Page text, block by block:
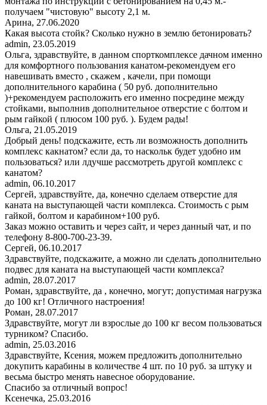
получаем "чистовую" высоту 2,1 м.
Арина, 27.06.2020
Какая высота стойк? Сколько нужно в землю бетонировать?
admin, 23.05.2019
Ольга, здравствуйте, в данном спорткомплексе дачном именно
для комфортного пользования канатом-рекомендуем его
навешивать вместо , скажем , качели, при помощи
дополнительного карабина ( 50 руб. дополнительно
)+рекомендуем расположить его именно посредине между
стойками, выполнив дополнительное отверстие с болтом и
рым гайкой ( плюсом 100 руб. ). Будем рады!
Ольга, 21.05.2019
Добрый день! подскажите, есть ли возможность дополнить
комплекс какнатом? если да, то наскольк будет удобно им
пользоваться? или лдучше рассмотреть другой комплекс с
канатом?
admin, 06.10.2017
Сергей, здравствуйте, да, конечно сделаем отверстие для
каната на выступающей части комплекса. Стоимость с рым
гайкой, болтом и карабином+100 руб.
Заказ можно оставить и через сайт, и через данный чат, и по
телефону 8-800-700-23-39.
Сергей, 06.10.2017
Здравствуйте, подскажите, а можно ли сделать дополнительно
подвес для каната на выступающей части комплекса?
admin, 28.07.2017
Роман, здравствуйте, да , конечно, могут; допустимая нагрузка
до 100 кг! Отличного настроения!
Роман, 28.07.2017
Здравствуйте, могут ли взрослые до 100 кг весом пользоваться
турником? Спасибо.
admin, 25.03.2016
Здравствуйте, Ксения, можем предложить дополнительно
докупить карабины в количестве 4 шт. по 10 руб. за штуку и
весьма быстро менять навесное оборудование.
Спасибо за отличный вопрос!
Ксенечка, 25.03.2016